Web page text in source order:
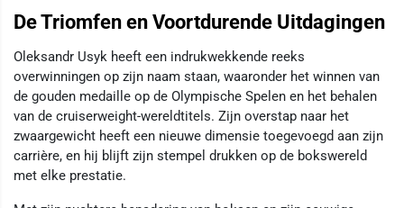
De Triomfen en Voortdurende Uitdagingen
Oleksandr Usyk heeft een indrukwekkende reeks
overwinningen op zijn naam staan, waaronder het winnen van
de gouden medaille op de Olympische Spelen en het behalen
van de cruiserweight-wereldtitels. Zijn overstap naar het
zwaargewicht heeft een nieuwe dimensie toegevoegd aan zijn
carrière, en hij blijft zijn stempel drukken op de bokswereld
met elke prestatie.